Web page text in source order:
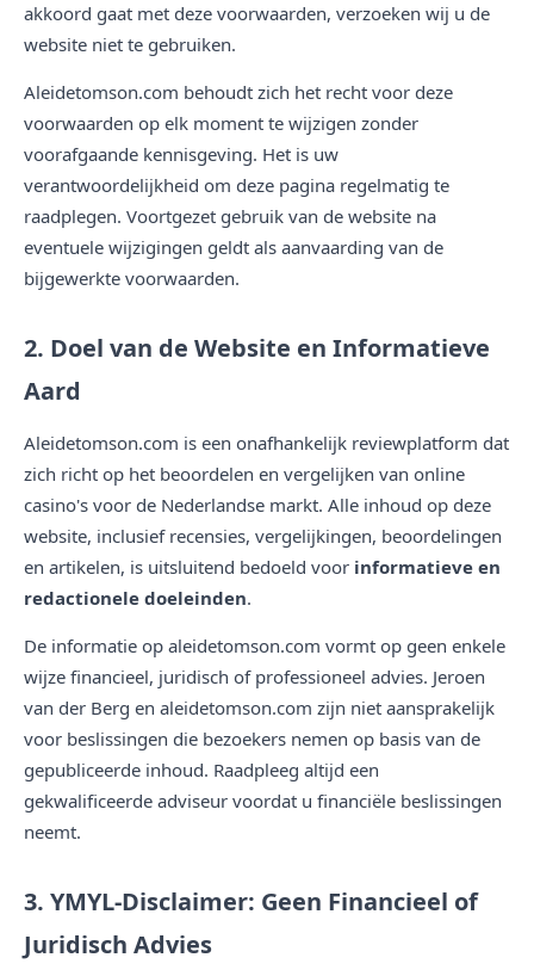
akkoord gaat met deze voorwaarden, verzoeken wij u de
website niet te gebruiken.
Aleidetomson.com behoudt zich het recht voor deze
voorwaarden op elk moment te wijzigen zonder
voorafgaande kennisgeving. Het is uw
verantwoordelijkheid om deze pagina regelmatig te
raadplegen. Voortgezet gebruik van de website na
eventuele wijzigingen geldt als aanvaarding van de
bijgewerkte voorwaarden.
2. Doel van de Website en Informatieve
Aard
Aleidetomson.com is een onafhankelijk reviewplatform dat
zich richt op het beoordelen en vergelijken van online
casino's voor de Nederlandse markt. Alle inhoud op deze
website, inclusief recensies, vergelijkingen, beoordelingen
en artikelen, is uitsluitend bedoeld voor informatieve en
redactionele doeleinden.
De informatie op aleidetomson.com vormt op geen enkele
wijze financieel, juridisch of professioneel advies. Jeroen
van der Berg en aleidetomson.com zijn niet aansprakelijk
voor beslissingen die bezoekers nemen op basis van de
gepubliceerde inhoud. Raadpleeg altijd een
gekwalificeerde adviseur voordat u financiële beslissingen
neemt.
3. YMYL-Disclaimer: Geen Financieel of
Juridisch Advies